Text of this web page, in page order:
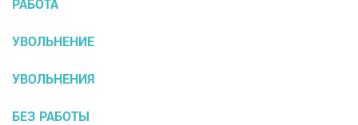
РАБОТА
УВОЛЬНЕНИЕ
УВОЛЬНЕНИЯ
БЕЗ РАБОТЫ